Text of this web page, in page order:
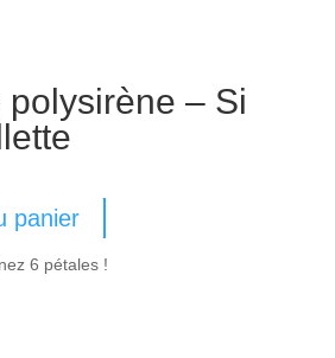
polysirène – Si
panier
6 pétales !